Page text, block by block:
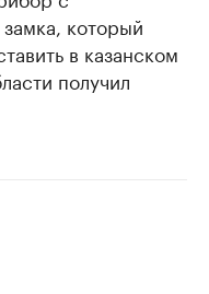
который
в казанском
получил